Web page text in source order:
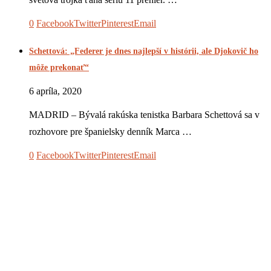
0 FacebookTwitterPinterestEmail
Schettová: „Federer je dnes najlepší v histórii, ale Djokovič ho
môže prekonať“
6 apríla, 2020
MADRID – Bývalá rakúska tenistka Barbara Schettová sa v
rozhovore pre španielsky denník Marca …
0 FacebookTwitterPinterestEmail